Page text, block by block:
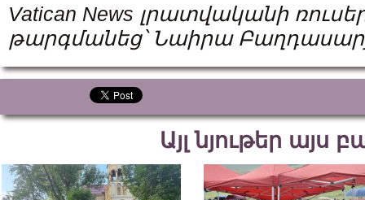
Vatican News լրատվականի
թարգմանեց՝ Նաիրա
Այլ նյութեր այս